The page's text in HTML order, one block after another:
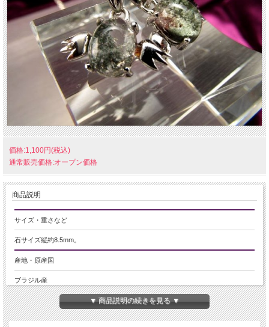
価格:1,100円(税込)
通常販売価格:オープン価格
商品説明
サイズ・重さなど
石サイズ縦約8.5mm。
産地・原産国
ブラジル産
グレードなど
-
▼ 商品説明の続きを見る ▼